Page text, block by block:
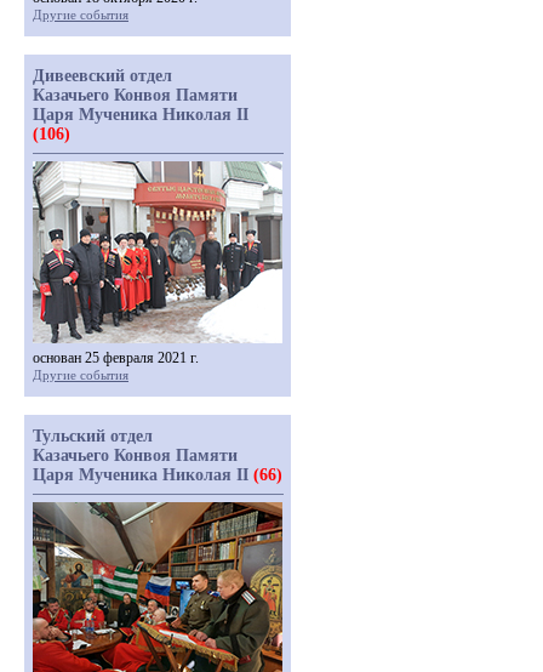
Другие события
Дивеевский отдел
Казачьего Конвоя Памяти
Царя Мученика Николая II
(106)
основан 25 февраля 2021 г.
Другие события
Тульский отдел
Казачьего Конвоя Памяти
Царя Мученика Николая II (66)